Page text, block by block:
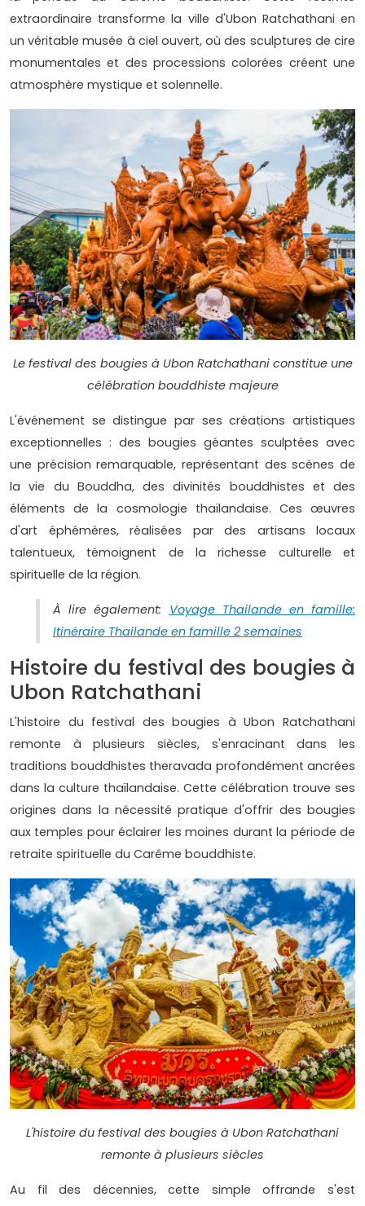
extraordinaire transforme la ville d'Ubon Ratchathani en
un véritable musée à ciel ouvert, où des sculptures de cire
monumentales et des processions colorées créent une
atmosphère mystique et solennelle.
Le festival des bougies à Ubon Ratchathani constitue une
célébration bouddhiste majeure
L'événement se distingue par ses créations artistiques
exceptionnelles : des bougies géantes sculptées avec
une précision remarquable, représentant des scènes de
la vie du Bouddha, des divinités bouddhistes et des
éléments de la cosmologie thaïlandaise. Ces œuvres
d'art éphémères, réalisées par des artisans locaux
talentueux, témoignent de la richesse culturelle et
spirituelle de la région.
À lire également: Voyage Thailande en famille:
Itinéraire Thailande en famille 2 semaines
Histoire du festival des bougies à
Ubon Ratchathani
L'histoire du festival des bougies à Ubon Ratchathani
remonte à plusieurs siècles, s'enracinant dans les
traditions bouddhistes theravada profondément ancrées
dans la culture thaïlandaise. Cette célébration trouve ses
origines dans la nécessité pratique d'offrir des bougies
aux temples pour éclairer les moines durant la période de
retraite spirituelle du Carême bouddhiste.
L'histoire du festival des bougies à Ubon Ratchathani
remonte à plusieurs siècles
Au fil des décennies, cette simple offrande s'est